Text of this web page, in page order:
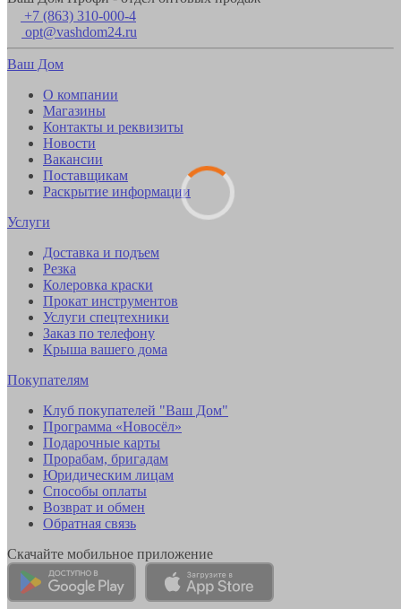
+7 (863) 310-000-4
opt@vashdom24.ru
Ваш Дом
О компании
Магазины
Контакты и реквизиты
Новости
Вакансии
Поставщикам
Раскрытие информации
Услуги
Доставка и подъем
Резка
Колеровка краски
Прокат инструментов
Услуги спецтехники
Заказ по телефону
Крыша вашего дома
Покупателям
Клуб покупателей "Ваш Дом"
Программа «Новосёл»
Подарочные карты
Прорабам, бригадам
Юридическим лицам
Способы оплаты
Возврат и обмен
Обратная связь
Скачайте мобильное приложение